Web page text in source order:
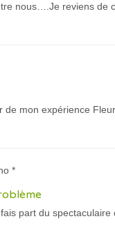
nous….Je reviens de
mon expérience
*
part du